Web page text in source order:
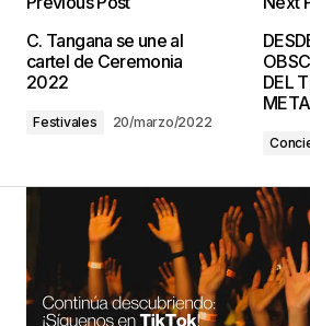
C. Tangana se une al
cartel de Ceremonia
2022
Festivales 20/marzo/2022
DEL